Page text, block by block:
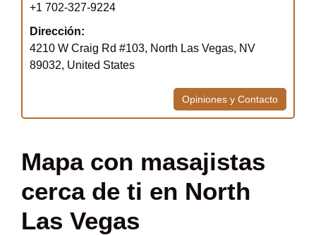
+1 702-327-9224
Dirección:
4210 W Craig Rd #103, North Las Vegas, NV
89032, United States
Opiniones y Contacto
Mapa con masajistas
cerca de ti en North
Las Vegas